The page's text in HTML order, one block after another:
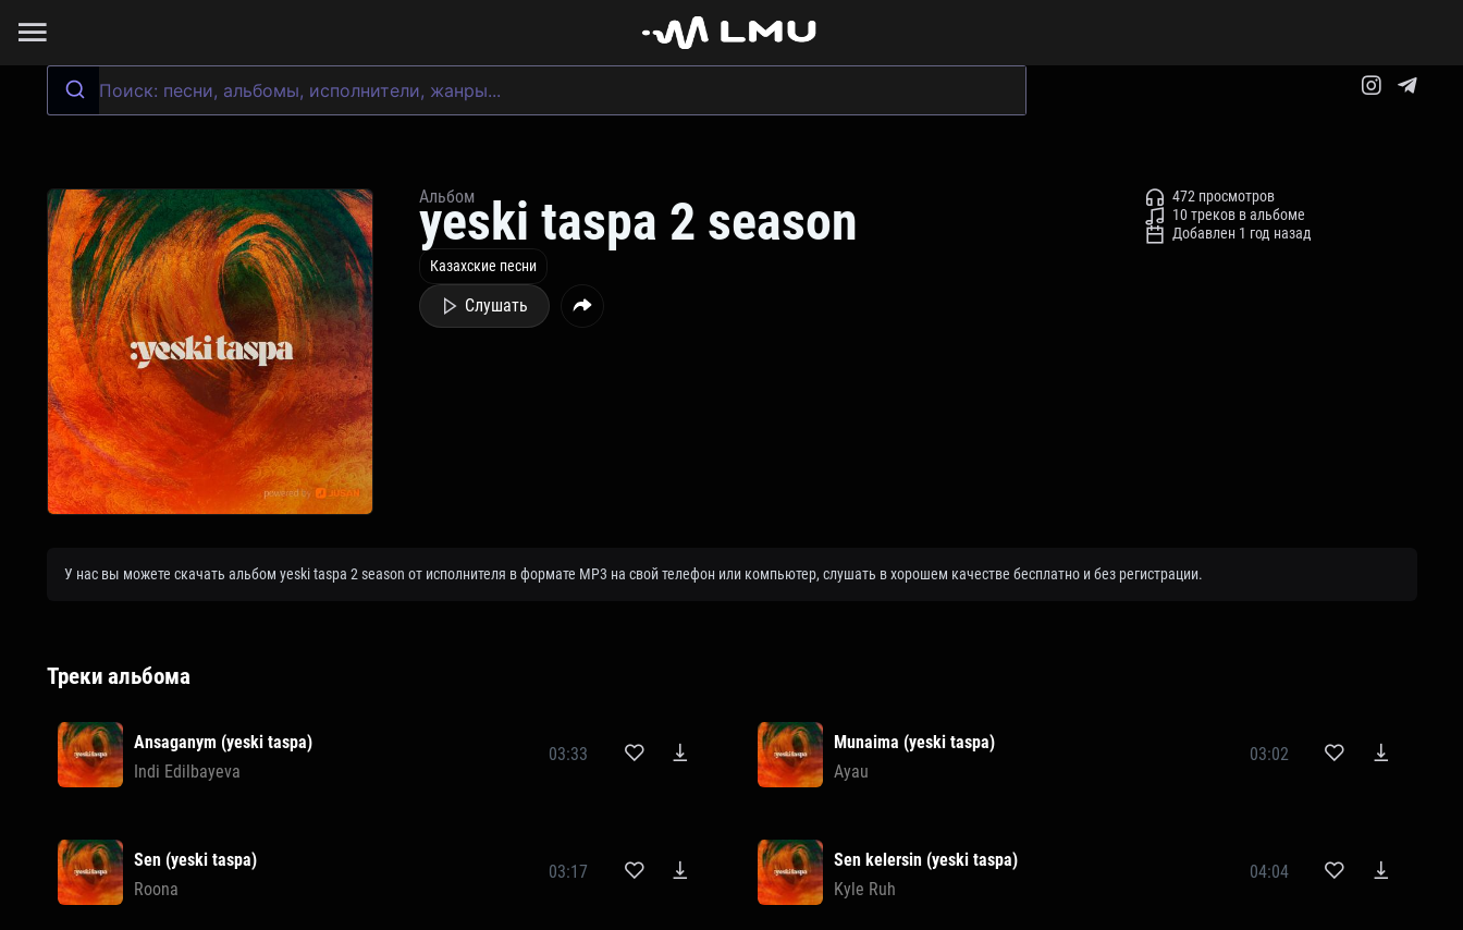
Альбом
yeski taspa 2 season
Казахские песни
Слушать
472 просмотров
10 треков в альбоме
Добавлен 1 год назад
У нас вы можете скачать альбом yeski taspa 2 season от исполнителя в формате MP3 на свой телефон или компьютер, слушать в хорошем качестве бесплатно и без регистрации.
Треки альбома
Ansaganym (yeski taspa)
Indi Edilbayeva
03:33
Munaima (yeski taspa)
Ayau
03:02
Sen (yeski taspa)
Roona
03:17
Sen kelersin (yeski taspa)
Kyle Ruh
04:04